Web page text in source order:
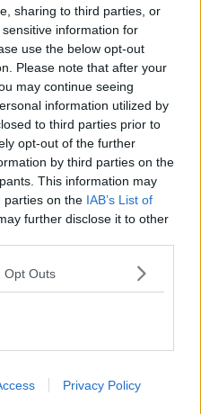
sharing to third parties, or
information for
use the below opt-out
Please note that after your
may continue seeing
information utilized by
to third parties prior to
opt-out of the further
by third parties on the
This information may
parties on the IAB’s List of
further disclose it to other
Opt Outs
Privacy Policy